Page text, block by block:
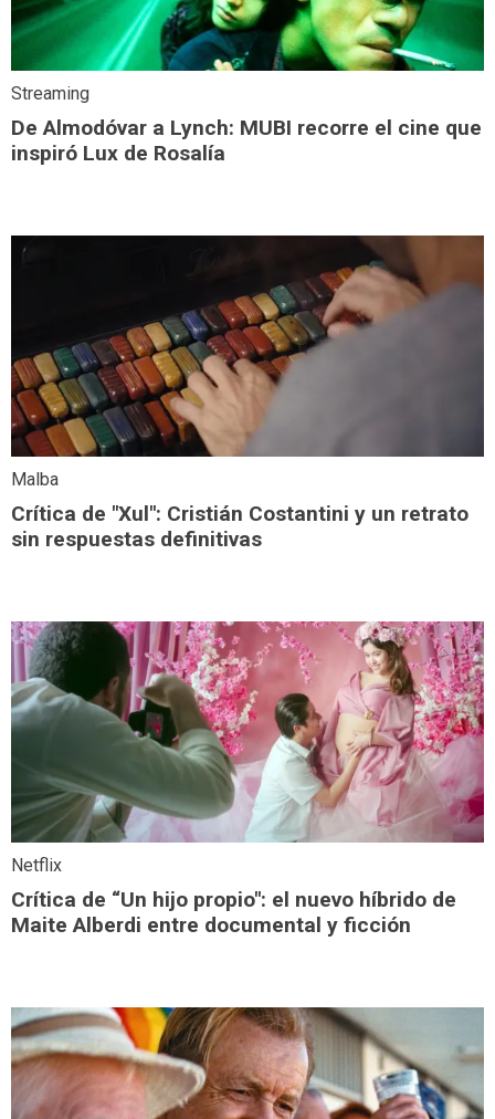
Streaming
De Almodóvar a Lynch: MUBI recorre el cine que
inspiró Lux de Rosalía
Malba
Crítica de "Xul": Cristián Costantini y un retrato
sin respuestas definitivas
Netflix
Crítica de “Un hijo propio": el nuevo híbrido de
Maite Alberdi entre documental y ficción